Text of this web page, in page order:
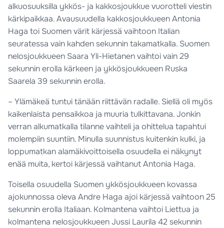
alkuosuuksilla ykkös- ja kakkosjoukkue vuorotteli viestin
kärkipaikkaa. Avausuudella kakkosjoukkueen Antonia
Haga toi Suomen värit kärjessä vaihtoon Italian
seuratessa vain kahden sekunnin takamatkalla. Suomen
nelosjoukkueen Saara Yli-Hietanen vaihtoi vain 29
sekunnin erolla kärkeen ja ykkösjoukkueen Ruska
Saarela 39 sekunnin erolla.
– Ylämäkeä tuntui tänään riittävän radalle. Siellä oli myös
kaikenlaista pensaikkoa ja muuria tulkittavana. Jonkin
verran alkumatkalla tilanne vaihteli ja ohittelua tapahtui
molempiin suuntiin. Minulla suunnistus kuitenkin kulki, ja
loppumatkan alamäkivoittoisella osuudella ei näkynyt
enää muita, kertoi kärjessä vaihtanut Antonia Haga.
Toisella osuudella Suomen ykkösjoukkueen kovassa
ajokunnossa oleva Andre Haga ajoi kärjessä vaihtoon 25
sekunnin erolla Italiaan. Kolmantena vaihtoi Liettua ja
kolmantena nelosjoukkueen Jussi Laurila 42 sekunnin